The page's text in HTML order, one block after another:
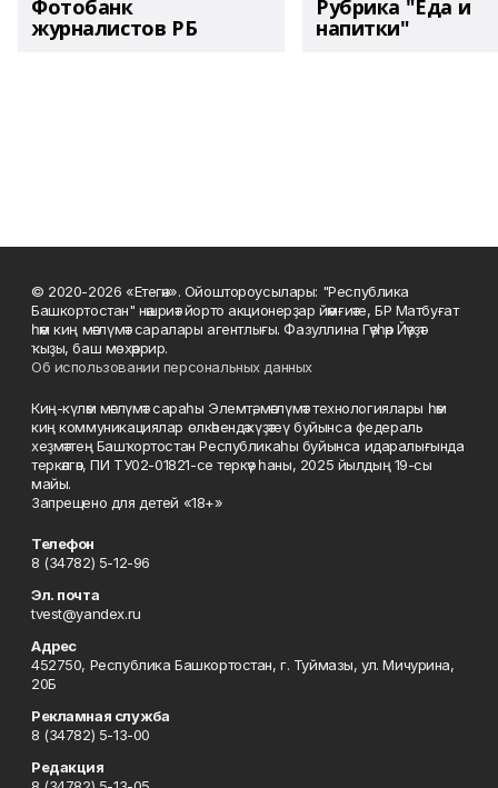
Фотобанк
журналистов РБ
Рубрика "Еда и
напитки"
© 2020-2026 «Етегән». Ойоштороусылары: "Республика
Башкортостан" нәшриәт йорто акционерҙар йәмғиәте, БР Матбуғат
һәм киң мәғлүмәт саралары агентлығы. Фазуллина Гәүһәр Йәүҙәт
ҡыҙы, баш мөхәррир.
Об использовании персональных данных
Киң-күләм мәғлүмәт сараһы Элемтә, мәғлүмәт технологиялары һәм
киң коммуникациялар өлкәһендә күҙәтеү буйынса федераль
хеҙмәттең Башҡортостан Республикаһы буйынса идаралығында
теркәлгән, ПИ ТУ02-01821-се теркәү һаны, 2025 йылдың 19-сы
майы.
Запрещено для детей «18+»
Телефон
8 (34782) 5-12-96
Эл. почта
tvest@yandex.ru
Адрес
452750, Республика Башкортостан, г. Туймазы, ул. Мичурина,
20Б
Рекламная служба
8 (34782) 5-13-00
Редакция